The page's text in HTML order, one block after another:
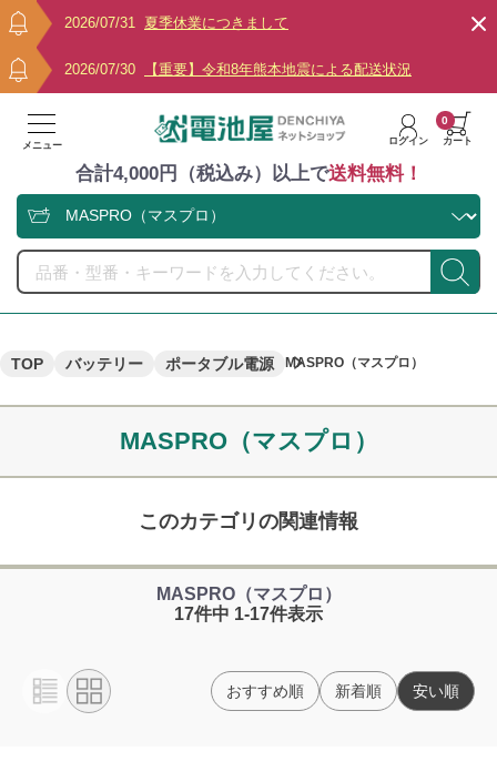
2026/07/31 夏季休業につきまして
2026/07/30 【重要】令和8年熊本地震による配送状況
メニュー ログイン カート
0
合計4,000円（税込み）以上で送料無料！
TOP バッテリー ポータブル電源 MASPRO（マスプロ）
MASPRO（マスプロ）
このカテゴリの関連情報
MASPRO（マスプロ）
17件中 1-17件表示
おすすめ順 新着順 安い順